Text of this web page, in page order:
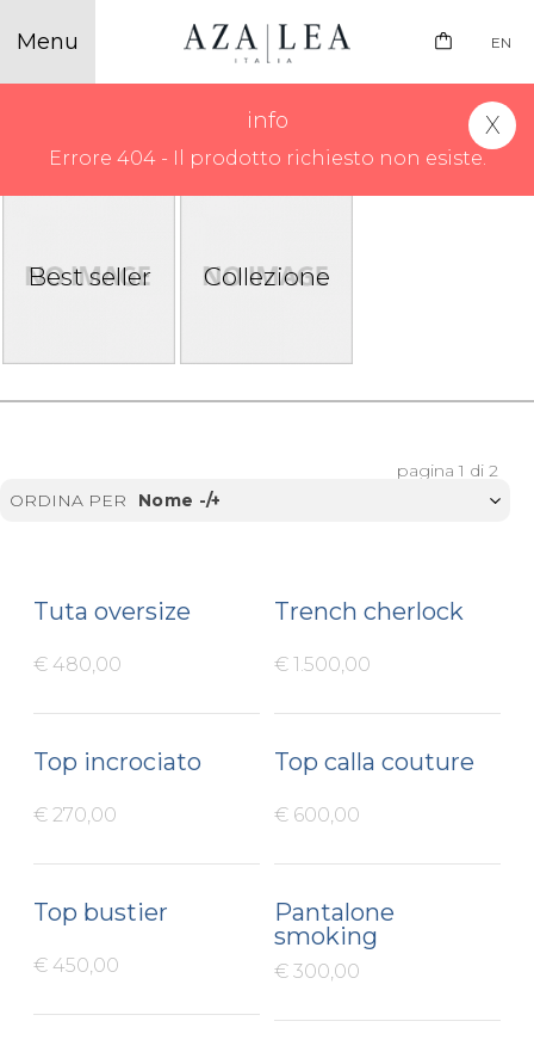
EN
COLLEZIONE FALL WINTER 25/26
info
Errore 404 - Il prodotto richiesto non esiste.
Best seller Collezione
pagina 1 di 2
ORDINA PER
Nome -/+
Tuta oversize
€ 480,00
Trench cherlock
€ 1.500,00
Top incrociato
€ 270,00
Top calla couture
€ 600,00
Top bustier
€ 450,00
Pantalone
smoking
€ 300,00